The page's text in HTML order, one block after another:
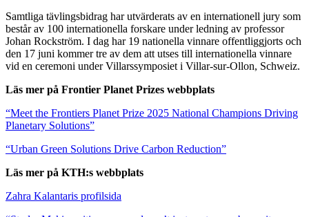
Samtliga tävlingsbidrag har utvärderats av en internationell jury som
består av 100 internationella forskare under ledning av professor
Johan Rockström. I dag har 19 nationella vinnare offentliggjorts och
den 17 juni kommer tre av dem att utses till internationella vinnare
vid en ceremoni under Villarssymposiet i Villar-sur-Ollon, Schweiz.
Läs mer på Frontier Planet Prizes webbplats
“Meet the Frontiers Planet Prize 2025 National Champions Driving
Planetary Solutions”
“Urban Green Solutions Drive Carbon Reduction”
Läs mer på KTH:s webbplats
Zahra Kalantaris profilsida